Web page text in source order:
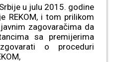
u julu 2015. godine
REKOM, i tom prilikom
zagovaračima da
sa premijerima
o proceduri